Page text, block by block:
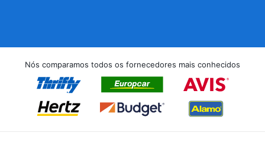
Nós comparamos todos os fornecedores mais conhecidos